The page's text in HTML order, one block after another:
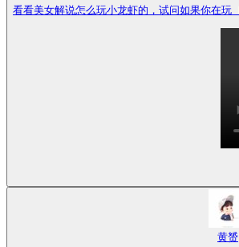
看看美女解说怎么玩小龙虾的，试问如果你
黄赟